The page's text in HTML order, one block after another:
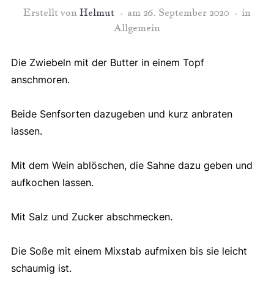
Erstellt von Helmut am 26. September 2020
in
Allgemein
Die Zwiebeln mit der Butter in einem Topf
anschmoren.
Beide Senfsorten dazugeben und kurz anbraten
lassen.
Mit dem Wein ablöschen, die Sahne dazu geben und
aufkochen lassen.
Mit Salz und Zucker abschmecken.
Die Soße mit einem Mixstab aufmixen bis sie leicht
schaumig ist.